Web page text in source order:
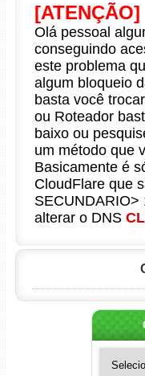
[ATENÇÃO]
Olá pessoal
conseguindo
este problema
algum bloqueio
basta você
ou Roteador
baixo ou
um método que
Basicamente é
CloudFlare que
SECUNDARIO>
alterar o DNS